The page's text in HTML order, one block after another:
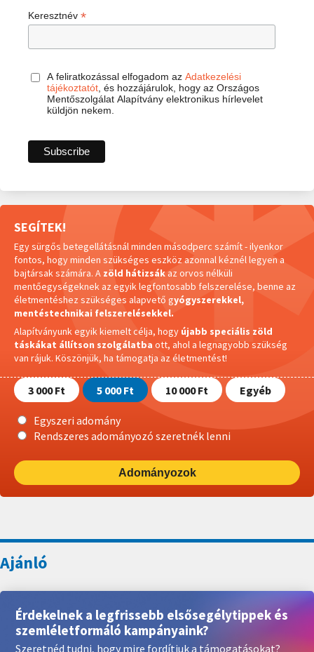
Keresztnév *
A feliratkozással elfogadom az Adatkezelési
tájékoztatót , és hozzájárulok, hogy az Országos
Mentőszolgálat Alapítvány elektronikus hírlevelet
küldjön nekem.
SEGÍTEK!
Egy sürgős betegellátásnál minden másodperc számít - ilyenkor
fontos, hogy minden szükséges eszköz azonnal kéznél legyen a
bajtársak számára. A zöld hátizsákaz orvos nélküli
mentőegységeknek az egyik legfontosabb felszerelése, benne az
életmentéshez szükséges alapvető gyógyszerekkel,
mentéstechnikai felszerelésekkel.
Alapítványunk egyik kiemelt célja, hogy újabb speciális zöld
táskákat állítson szolgálatba ott, ahol a legnagyobb szükség
van rájuk. Köszönjük, ha támogatja az életmentést!
3 000 Ft 5 000 Ft 10 000 Ft Egyéb
Egyszeri adomány
Rendszeres adományozó szeretnék lenni
Adományozok
Érdekelnek a legfrissebb elsősegélytippek és
szemléletformáló kampányaink?
Szeretnéd tudni, hogy mire fordítjuk a támogatásokat?